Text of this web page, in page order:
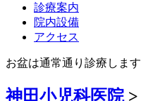
診療案内
院内設備
アクセス
お盆は通常通り診療します
神田小児科医院>